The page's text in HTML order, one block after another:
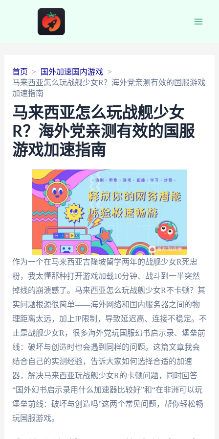
首页
国外加速国内游戏
马来西亚怎么玩战舰少女R？海外党亲测有效的国服游戏
加速指南
马来西亚怎么玩战舰少女
R？海外党亲测有效的国服
游戏加速指南
作为一个在马来西亚吉隆坡留学两年的战舰少女R死忠
粉，我太懂那种打开游戏加载10分钟、战斗到一半突然
掉线的崩溃感了。马来西亚怎么玩战舰少女R不卡顿？其
实问题根源很简单——海外网络和国内服务器之间的物
理距离太远，加上IP限制，导致延迟高、连接不稳定。不
止是战舰少女R，很多海外党玩国服幻书启示录、堡垒前
线：破坏与创造时也会遇到同样的问题。这篇文章我会
结合自己的实测经验，告诉大家如何选择合适的加速
器，解决马来西亚玩战舰少女R的卡顿问题，同时回答
“国外幻书启示录用什么加速器比较好”和“在非洲可以玩
堡垒前线：破坏与创造吗”这两个常见问题，帮你轻松畅
玩国服游戏。